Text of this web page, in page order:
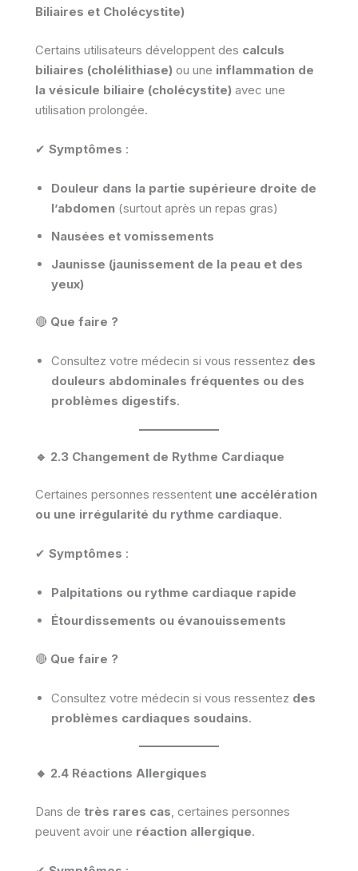
Biliaires et Cholécystite)
Certains utilisateurs développent des calculs
biliaires (cholélithiase) ou une inflammation de
la vésicule biliaire (cholécystite) avec une
utilisation prolongée.
✔ Symptômes :
Douleur dans la partie supérieure droite de
l’abdomen (surtout après un repas gras)
Nausées et vomissements
Jaunisse (jaunissement de la peau et des
yeux)
🔴 Que faire ?
Consultez votre médecin si vous ressentez des
douleurs abdominales fréquentes ou des
problèmes digestifs.
🔹 2.3 Changement de Rythme Cardiaque
Certaines personnes ressentent une accélération
ou une irrégularité du rythme cardiaque.
✔ Symptômes :
Palpitations ou rythme cardiaque rapide
Étourdissements ou évanouissements
🔴 Que faire ?
Consultez votre médecin si vous ressentez des
problèmes cardiaques soudains.
🔸 2.4 Réactions Allergiques
Dans de très rares cas , certaines personnes
peuvent avoir une réaction allergique.